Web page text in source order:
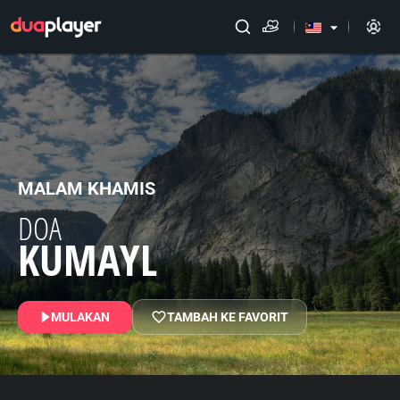
arrow_drop_down
MALAM KHAMIS
DOA
KUMAYL
MULAKAN TAMBAH KE FAVORIT